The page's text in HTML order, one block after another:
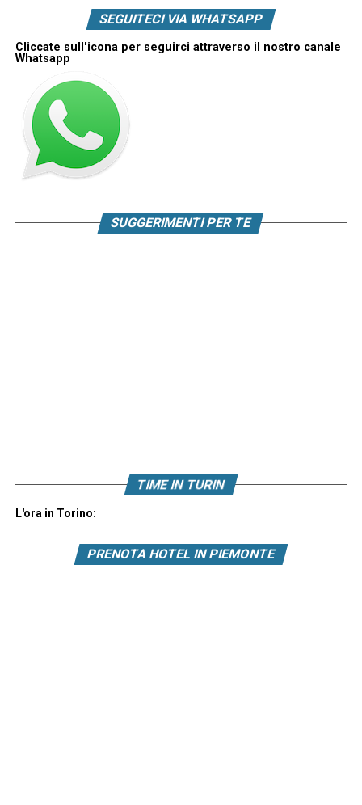
SEGUITECI VIA WHATSAPP
Cliccate sull'icona per seguirci attraverso il nostro canale
Whatsapp
SUGGERIMENTI PER TE
TIME IN TURIN
L'ora in Torino:
PRENOTA HOTEL IN PIEMONTE